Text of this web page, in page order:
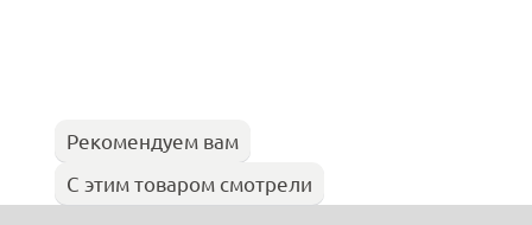
Рекомендуем вам
С этим товаром смотрели